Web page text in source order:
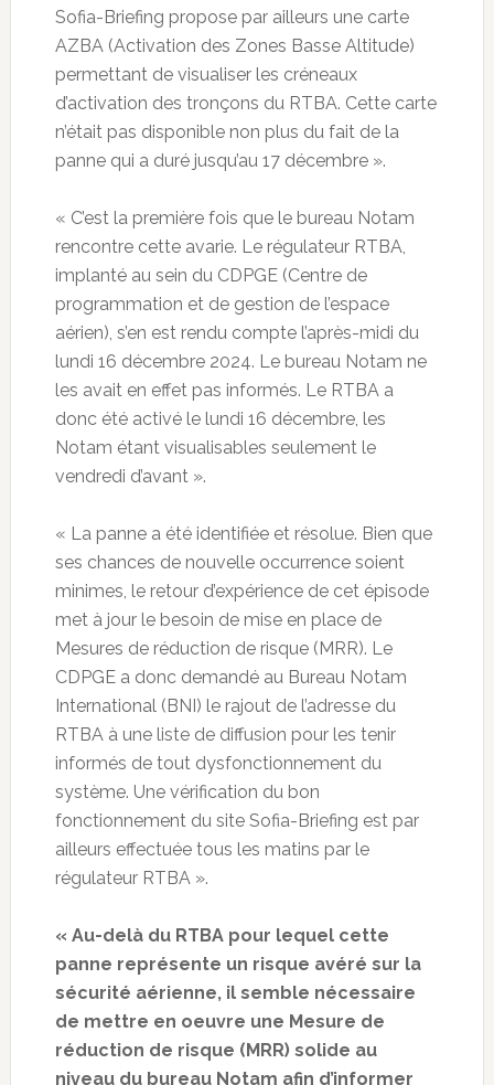
Sofia-Briefing propose par ailleurs une carte
AZBA (Activation des Zones Basse Altitude)
permettant de visualiser les créneaux
d’activation des tronçons du RTBA. Cette carte
n’était pas disponible non plus du fait de la
panne qui a duré jusqu’au 17 décembre ».
« C’est la première fois que le bureau Notam
rencontre cette avarie. Le régulateur RTBA,
implanté au sein du CDPGE (Centre de
programmation et de gestion de l’espace
aérien), s’en est rendu compte l’après-midi du
lundi 16 décembre 2024. Le bureau Notam ne
les avait en effet pas informés. Le RTBA a
donc été activé le lundi 16 décembre, les
Notam étant visualisables seulement le
vendredi d’avant ».
« La panne a été identifiée et résolue. Bien que
ses chances de nouvelle occurrence soient
minimes, le retour d’expérience de cet épisode
met à jour le besoin de mise en place de
Mesures de réduction de risque (MRR). Le
CDPGE a donc demandé au Bureau Notam
International (BNI) le rajout de l’adresse du
RTBA à une liste de diffusion pour les tenir
informés de tout dysfonctionnement du
système. Une vérification du bon
fonctionnement du site Sofia-Briefing est par
ailleurs effectuée tous les matins par le
régulateur RTBA ».
« Au-delà du RTBA pour lequel cette
panne représente un risque avéré sur la
sécurité aérienne, il semble nécessaire
de mettre en oeuvre une Mesure de
réduction de risque (MRR) solide au
niveau du bureau Notam afin d’informer